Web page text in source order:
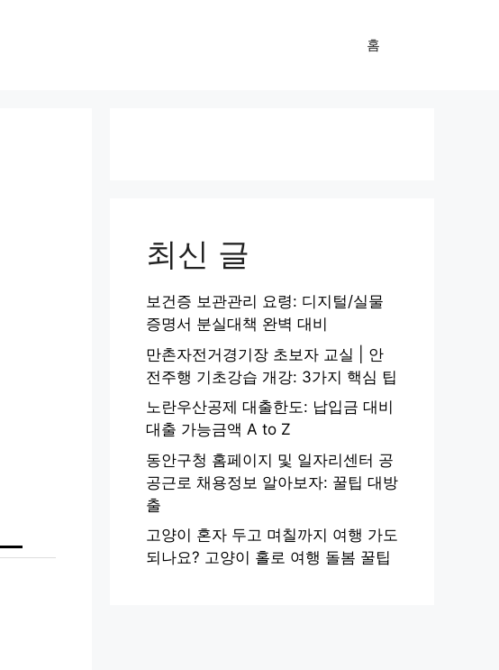
홈
최신 글
보건증 보관관리 요령: 디지털/실물
증명서 분실대책 완벽 대비
만촌자전거경기장 초보자 교실 | 안
전주행 기초강습 개강: 3가지 핵심 팁
노란우산공제 대출한도: 납입금 대비
대출 가능금액 A to Z
동안구청 홈페이지 및 일자리센터 공
공근로 채용정보 알아보자: 꿀팁 대방
출
고양이 혼자 두고 며칠까지 여행 가도
되나요? 고양이 홀로 여행 돌봄 꿀팁